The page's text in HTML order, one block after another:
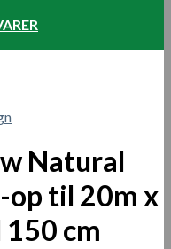
Natural
op til 20m x
cm